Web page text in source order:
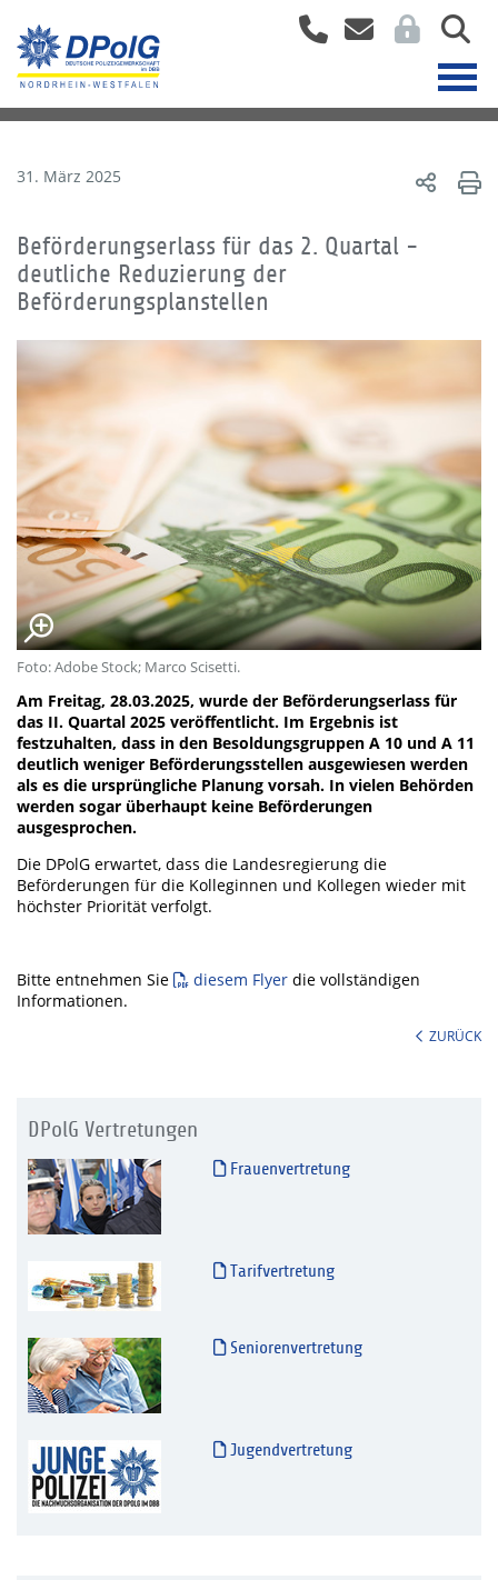
31. März 2025
Beförderungserlass für das 2. Quartal -
deutliche Reduzierung der
Beförderungsplanstellen
Foto: Adobe Stock; Marco Scisetti.
Am Freitag, 28.03.2025, wurde der Beförderungserlass für
das II. Quartal 2025 veröffentlicht. Im Ergebnis ist
festzuhalten, dass in den Besoldungsgruppen A 10 und A 11
deutlich weniger Beförderungsstellen ausgewiesen werden
als es die ursprüngliche Planung vorsah. In vielen Behörden
werden sogar überhaupt keine Beförderungen
ausgesprochen.
Die DPolG erwartet, dass die Landesregierung die
Beförderungen für die Kolleginnen und Kollegen wieder mit
höchster Priorität verfolgt.
Bitte entnehmen Sie diesem Flyer die vollständigen
Informationen.
ZURÜCK
DPolG Vertretungen
Frauenvertretung
Tarifvertretung
Seniorenvertretung
Jugendvertretung